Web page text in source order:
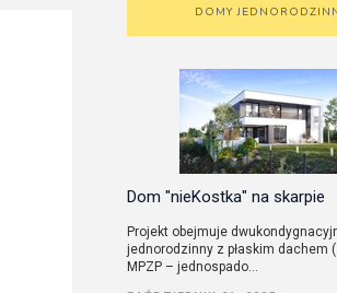
zakres i forma projektu
przestrzennym
DOMY
Dom "nieKostka" na skarpie
Projekt obejmuje
jednorodzinny z płaskim dachem
MPZP – jednospado...